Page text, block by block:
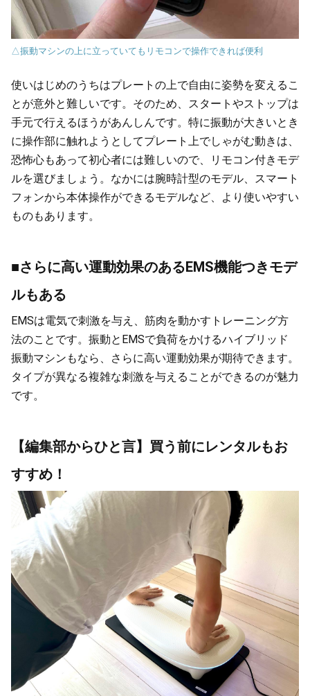
△振動マシンの上に立っていてもリモコンで操作できれば便利
使いはじめのうちはプレートの上で自由に姿勢を変えるこ
とが意外と難しいです。そのため、スタートやストップは
手元で行えるほうがあんしんです。特に振動が大きいとき
に操作部に触れようとしてプレート上でしゃがむ動きは、
恐怖心もあって初心者には難しいので、リモコン付きモデ
ルを選びましょう。なかには腕時計型のモデル、スマート
フォンから本体操作ができるモデルなど、より使いやすい
ものもあります。
■さらに高い運動効果のあるEMS機能つきモデ
ルもある
EMSは電気で刺激を与え、筋肉を動かすトレーニング方
法のことです。振動とEMSで負荷をかけるハイブリッド
振動マシンもなら、さらに高い運動効果が期待できます。
タイプが異なる複雑な刺激を与えることができるのが魅力
です。
【編集部からひと言】買う前にレンタルもお
すすめ！